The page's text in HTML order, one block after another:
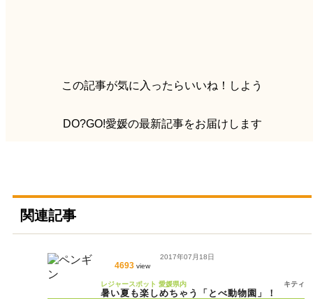
この記事が気に入ったらいいね！しよう
DO?GO!愛媛の最新記事をお届けします
関連記事
4693 view
2017年07月18日
暑い夏も楽しめちゃう「とべ動物園」！
レジャースポット 愛媛県内 キティ